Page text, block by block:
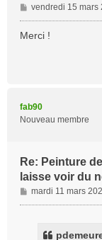
M
e
s
vendredi 15 mars
Merci !
fab90
Nouveau membre
Re: Peinture
laisse voir du
M
e
mardi 11 mars